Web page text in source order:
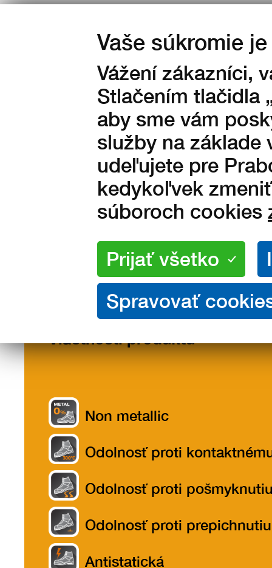
Vaše súkromie
Vážení zákazníci,
Stlačením tlačidla
aby sme vám
služby na základe
udeľujete pre
kedykoľvek
súboroch cookies
1 750Kč s DPH
1 446 Kč bez DPH
Vlastnosti
/ materiály
Popis
Vlastnosti produktu
Non metallic
Odolnosť proti
Odolnosť proti
Odolnosť proti prepichnutiu
Antistatická